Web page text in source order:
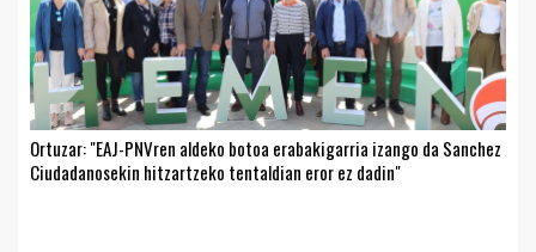
Ortuzar: "EAJ-PNVren aldeko botoa erabakigarria izango da Sanchez
Ciudadanosekin hitzartzeko tentaldian eror ez dadin"